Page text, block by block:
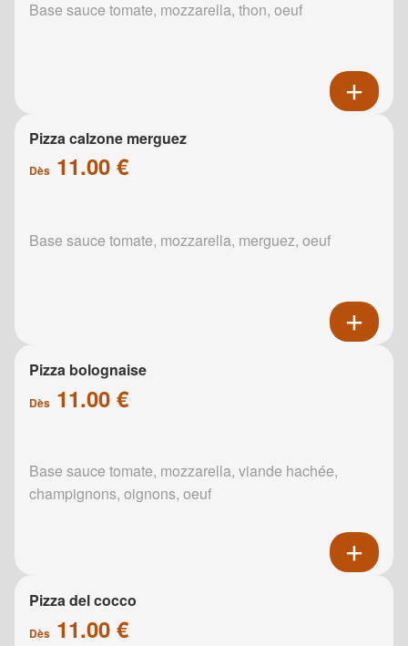
Base sauce tomate, mozzarella, thon, oeuf
Pizza calzone merguez
Dès 11.00 €
Base sauce tomate, mozzarella, merguez, oeuf
Pizza bolognaise
Dès 11.00 €
Base sauce tomate, mozzarella, viande hachée,
champignons, oignons, oeuf
Pizza del cocco
Dès 11.00 €